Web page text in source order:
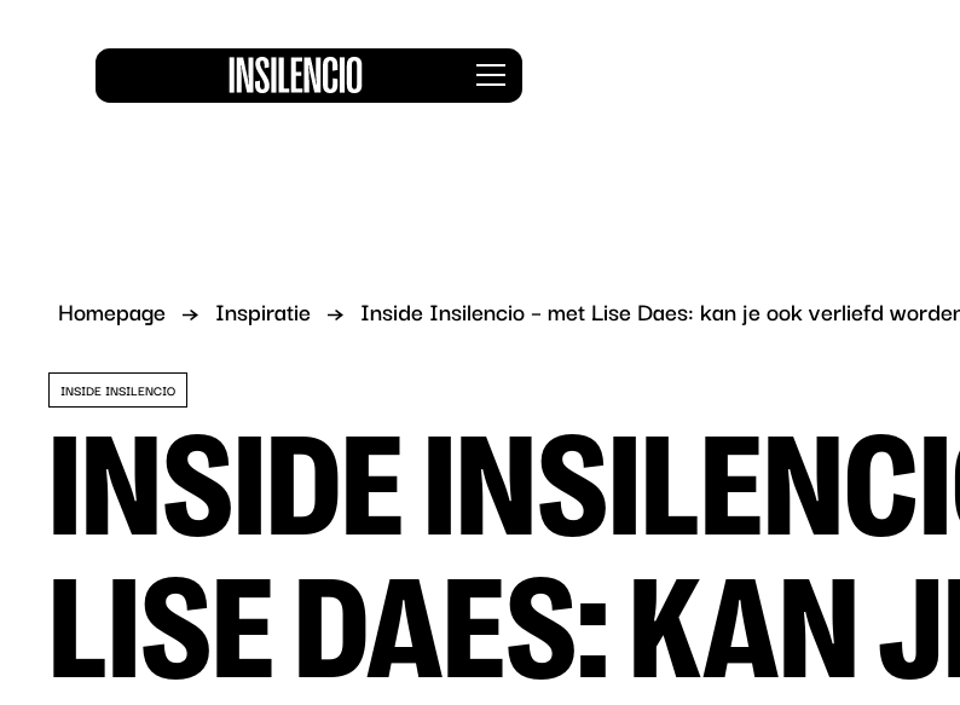
Insilencio
logo
Menu
Homepage Inspiratie Inside Insilencio – met Lise Daes: kan je ook verliefd
INSIDE INSILENCIO
INSIDE
LISE DAES: KAN